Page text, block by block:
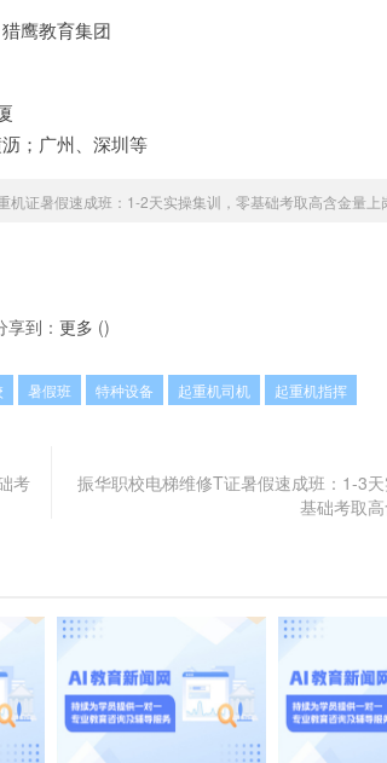
鹰教育集团
；广州、深圳等
机证暑假速成班：1-2天实操集训，零基础考取高含金量上
享到： 更多 ()
暑假班 特种设备 起重机司机 起重机指挥
考
振华职校电梯维修T证暑假速成班：1-3
基础考取